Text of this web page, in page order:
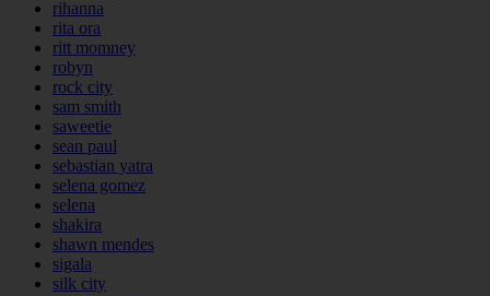
rihanna
rita ora
ritt momney
robyn
rock city
sam smith
saweetie
sean paul
sebastian yatra
selena gomez
selena
shakira
shawn mendes
sigala
silk city